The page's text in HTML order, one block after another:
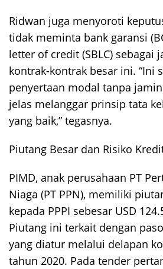
Ridwan juga menyoroti
tidak meminta bank garansi
letter of credit (SBLC) sebagai
kontrak-kontrak besar ini. “Ini
penyertaan modal tanpa
jelas melanggar prinsip tata
yang baik,” tegasnya.
Piutang Besar dan Risiko
PIMD, anak perusahaan PT
Niaga (PT PPN), memiliki
kepada PPPI sebesar USD
Piutang ini terkait dengan
yang diatur melalui delapan
tahun 2020. Pada tender